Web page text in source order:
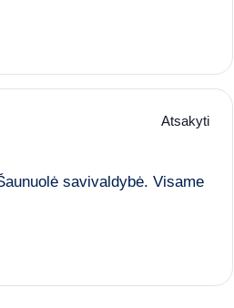
Atsakyti
savivaldybė. Visame